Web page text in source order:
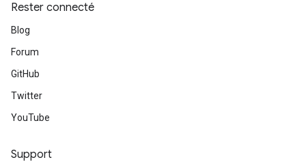
Rester connecté
Blog
Forum
GitHub
Twitter
YouTube
Support